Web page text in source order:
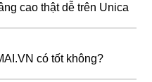
cao thật dễ trên Unica
có tốt không?